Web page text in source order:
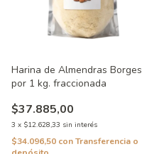
Harina de Almendras Borges
por 1 kg. fraccionada
$37.885,00
3 x $12.628,33 sin interés
$34.096,50 conTransferencia o